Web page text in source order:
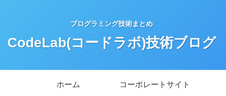
プログラミング技術まとめ
CodeLab(コードラボ)技術ブログ
ホーム コーポレートサイト